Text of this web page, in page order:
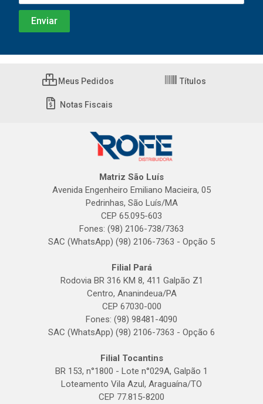
Meus Pedidos Títulos
Notas Fiscais
Matriz São Luís
Avenida Engenheiro Emiliano Macieira, 05
Pedrinhas, São Luís/MA
CEP 65.095-603
Fones: (98) 2106-738/7363
SAC (WhatsApp) (98) 2106-7363 - Opção 5
Filial Pará
Rodovia BR 316 KM 8, 411 Galpão Z1
Centro, Ananindeua/PA
CEP 67030-000
Fones: (98) 98481-4090
SAC (WhatsApp) (98) 2106-7363 - Opção 6
Filial Tocantins
BR 153, n°1800 - Lote n°029A, Galpão 1
Loteamento Vila Azul, Araguaína/TO
CEP 77.815-8200